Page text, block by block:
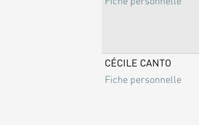
CÉCILE CANTO
Fiche personnelle